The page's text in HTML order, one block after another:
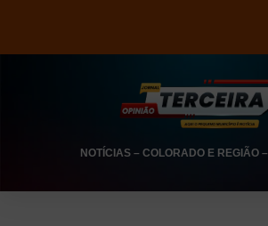
NOTÍCIAS– COLORADO E REGIÃO–